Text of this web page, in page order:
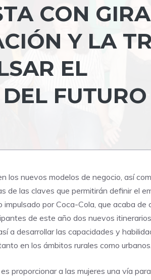
CON
Y LA
EL
FUTURO
los nuevos modelos de negocio, así
de las claves que permitirán definir el
impulsado por Coca-Cola, que acaba de
de este año dos nuevos
a desarrollar las capacidades y
en los ámbitos rurales como urbanos.
proporcionar a las mujeres una vía